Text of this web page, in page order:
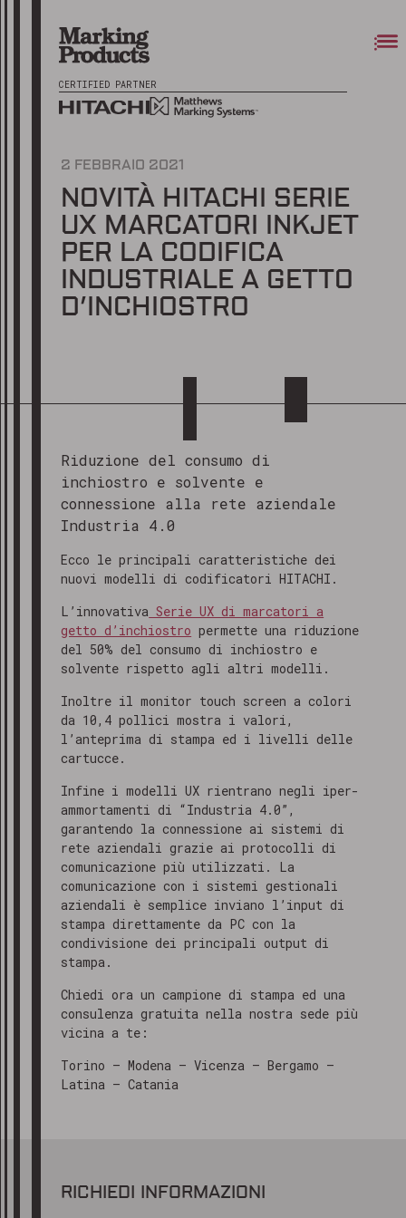
CERTIFIED PARTNER
2 FEBBRAIO 2021
NOVITÀ HITACHI SERIE
UX MARCATORI INKJET
PER LA CODIFICA
INDUSTRIALE A GETTO
D’INCHIOSTRO
Riduzione del consumo di
inchiostro e solvente e
connessione alla rete aziendale
Industria 4.0
Ecco le principali caratteristiche dei
nuovi modelli di codificatori HITACHI.
L’innovativa Serie UX di marcatori a
getto d’inchiostro permette una riduzione
del 50% del consumo di inchiostro e
solvente rispetto agli altri modelli.
Inoltre il monitor touch screen a colori
da 10,4 pollici mostra i valori,
l’anteprima di stampa ed i livelli delle
cartucce.
Infine i modelli UX rientrano negli iper-
ammortamenti di “Industria 4.0”,
garantendo la connessione ai sistemi di
rete aziendali grazie ai protocolli di
comunicazione più utilizzati. La
comunicazione con i sistemi gestionali
aziendali è semplice inviano l’input di
stampa direttamente da PC con la
condivisione dei principali output di
stampa.
Chiedi ora un campione di stampa ed una
consulenza gratuita nella nostra sede più
vicina a te:
Torino – Modena – Vicenza – Bergamo –
Latina – Catania
RICHIEDI INFORMAZIONI